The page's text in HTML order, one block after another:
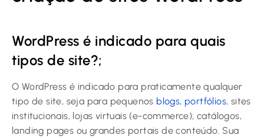
WordPress é indicado para quais
tipos de site?;
O WordPress é indicado para praticamente qualquer
tipo de site, seja para pequenos blogs, portfólios, sites
institucionais, lojas virtuais (e-commerce), catálogos,
landing pages ou grandes portais de conteúdo. Sua